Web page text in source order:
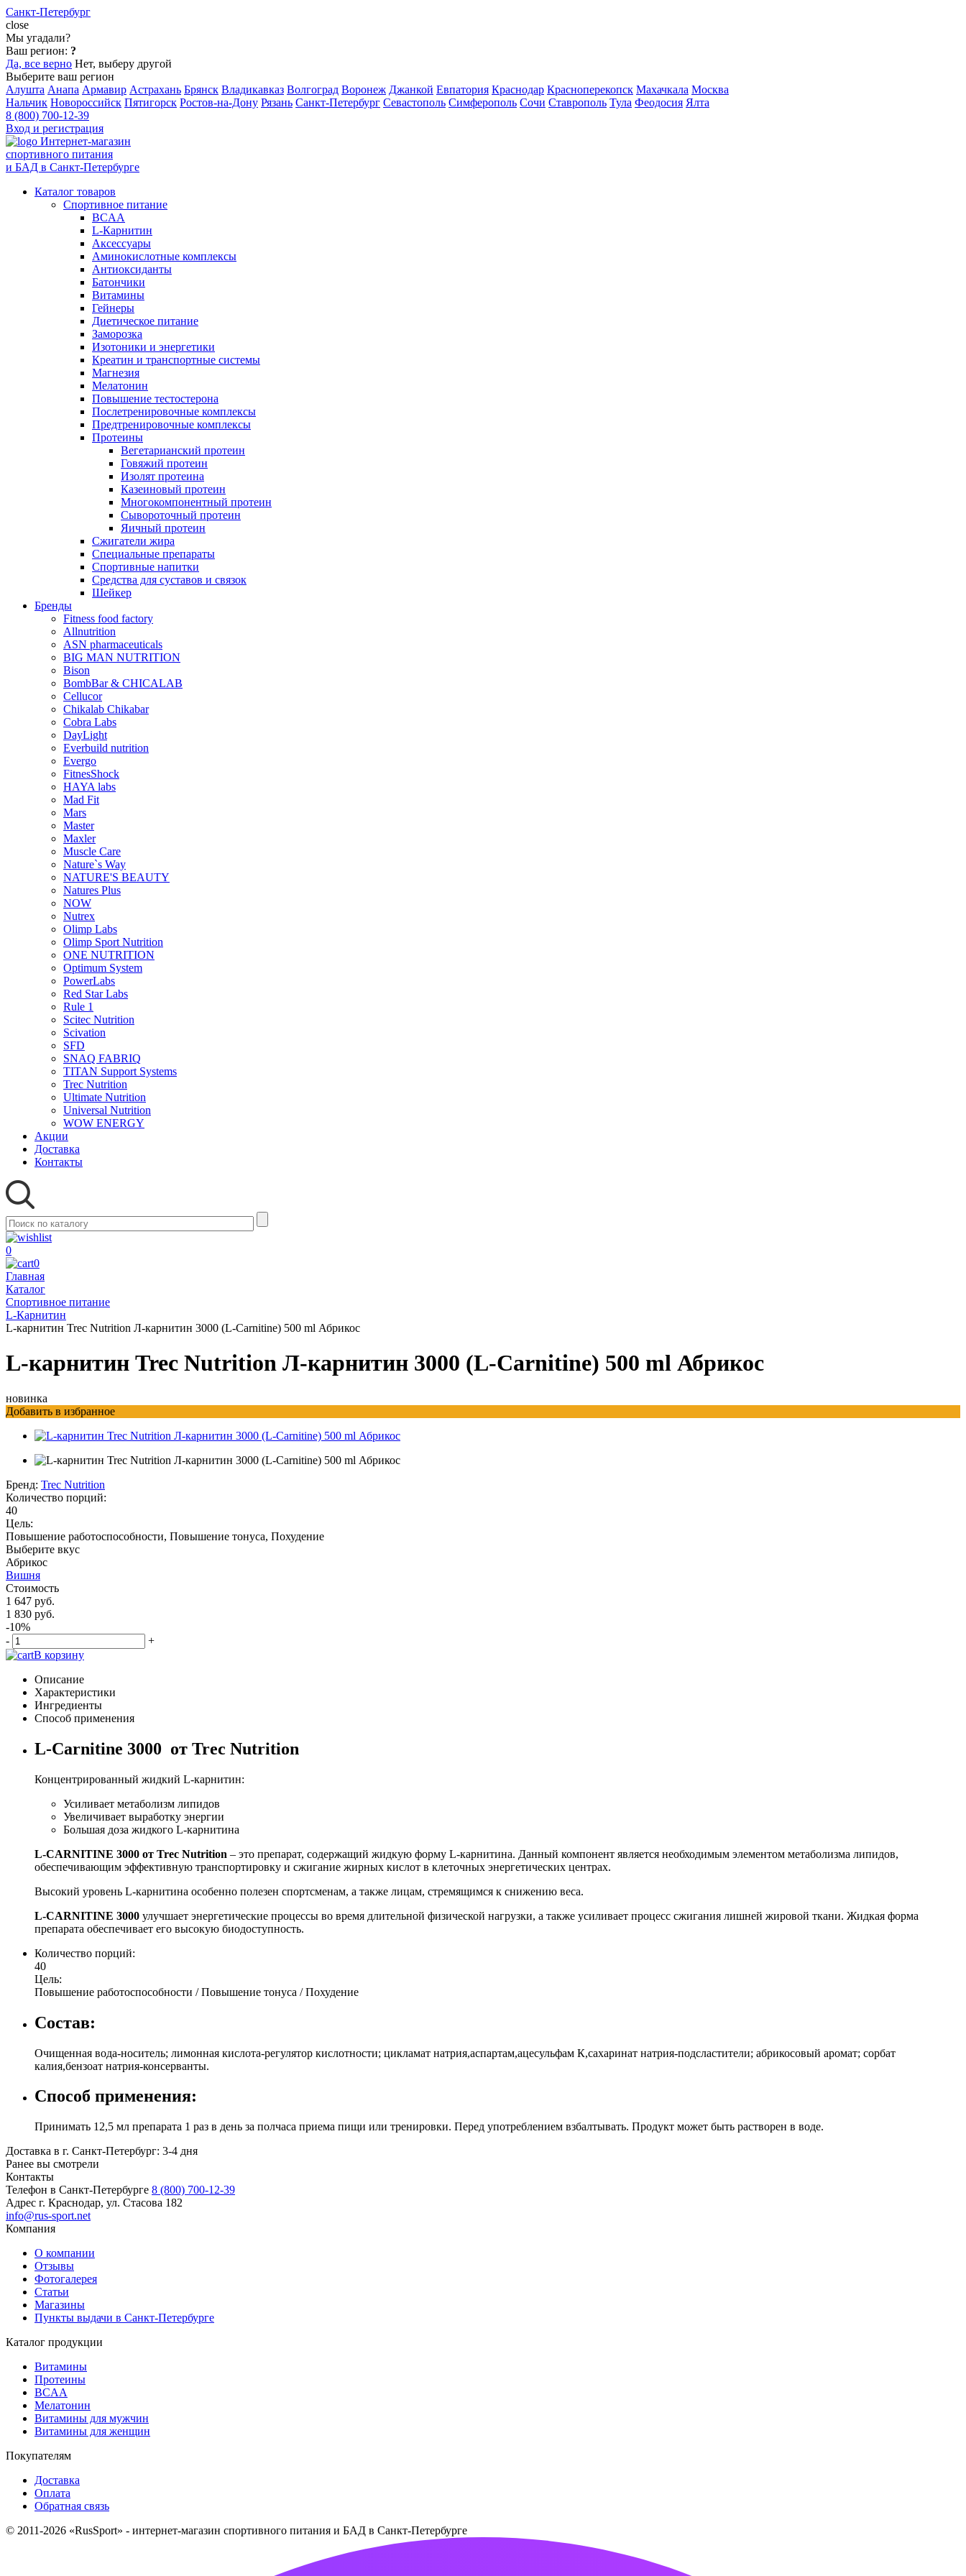
Санкт-Петербург
close
Мы угадали?
Ваш регион: ?
Да, все верно Нет, выберу другой
Выберите ваш регион
Алушта Анапа Армавир Астрахань Брянск Владикавказ Волгоград Воронеж Джанкой Евпатория Краснодар Красноперекопск Махачкала Москва
Нальчик Новороссийск Пятигорск Ростов-на-Дону Рязань Санкт-Петербург Севастополь Симферополь Сочи Ставрополь Тула Феодосия Ялта
8 (800) 700-12-39
Вход и регистрация
Интернет-магазин
спортивного питания
и БАД в Санкт-Петербурге
Каталог товаров
Спортивное питание
BCAA
L-Карнитин
Аксессуары
Аминокислотные комплексы
Антиоксиданты
Батончики
Витамины
Гейнеры
Диетическое питание
Заморозка
Изотоники и энергетики
Креатин и транспортные системы
Магнезия
Мелатонин
Повышение тестостерона
Послетренировочные комплексы
Предтренировочные комплексы
Протеины
Вегетарианский протеин
Говяжий протеин
Изолят протеина
Казеиновый протеин
Многокомпонентный протеин
Сывороточный протеин
Яичный протеин
Сжигатели жира
Специальные препараты
Спортивные напитки
Средства для суставов и связок
Шейкер
Бренды
Fitness food factory
Allnutrition
ASN pharmaceuticals
BIG MAN NUTRITION
Bison
BombBar & CHICALAB
Cellucor
Chikalab Chikabar
Cobra Labs
DayLight
Everbuild nutrition
Evergo
FitnesShock
HAYA labs
Mad Fit
Mars
Master
Maxler
Muscle Care
Nature`s Way
NATURE'S BEAUTY
Natures Plus
NOW
Nutrex
Olimp Labs
Olimp Sport Nutrition
ONE NUTRITION
Optimum System
PowerLabs
Red Star Labs
Rule 1
Scitec Nutrition
Scivation
SFD
SNAQ FABRIQ
TITAN Support Systems
Trec Nutrition
Ultimate Nutrition
Universal Nutrition
WOW ENERGY
Акции
Доставка
Контакты
0
0
Главная
Каталог
Спортивное питание
L-Карнитин
L-карнитин Trec Nutrition Л-карнитин 3000 (L-Carnitine) 500 ml Абрикос
L-карнитин Trec Nutrition Л-карнитин 3000 (L-Carnitine) 500 ml Абрикос
новинка
Добавить в избранное
Бренд: Trec Nutrition
Количество порций:
40
Цель:
Повышение работоспособности, Повышение тонуса, Похудение
Выберите вкус
Абрикос
Вишня
Стоимость
1 647 руб.
1 830 руб.
-10%
-
+
В корзину
Описание
Характеристики
Ингредиенты
Способ применения
L-Carnitine 3000 от Trec Nutrition
Концентрированный жидкий L-карнитин:
Усиливает метаболизм липидов
Увеличивает выработку энергии
Большая доза жидкого L-карнитина
L-CARNITINE 3000 от Trec Nutrition – это препарат, содержащий жидкую форму L-карнитина. Данный компонент является необходимым элементом метаболизма липидов,
обеспечивающим эффективную транспортировку и сжигание жирных кислот в клеточных энергетических центрах.
Высокий уровень L-карнитина особенно полезен спортсменам, а также лицам, стремящимся к снижению веса.
L-CARNITINE 3000 улучшает энергетические процессы во время длительной физической нагрузки, а также усиливает процесс сжигания лишней жировой ткани. Жидкая форма
препарата обеспечивает его высокую биодоступность.
Количество порций:
40
Цель:
Повышение работоспособности / Повышение тонуса / Похудение
Состав:
Очищенная вода-носитель; лимонная кислота-регулятор кислотности; цикламат натрия,аспартам,ацесульфам К,сахаринат натрия-подсластители; абрикосовый аромат; сорбат
калия,бензоат натрия-консерванты.
Способ применения:
Принимать 12,5 мл препарата 1 раз в день за полчаса приема пищи или тренировки. Перед употреблением взбалтывать. Продукт может быть растворен в воде.
Доставка в г. Санкт-Петербург: 3-4 дня
Ранее вы смотрели
Контакты
Телефон в Санкт-Петербурге 8 (800) 700-12-39
Адрес г. Краснодар, ул. Стасова 182
info@rus-sport.net
Компания
О компании
Отзывы
Фотогалерея
Статьи
Магазины
Пункты выдачи в Санкт-Петербурге
Каталог продукции
Витамины
Протеины
BCAA
Мелатонин
Витамины для мужчин
Витамины для женщин
Покупателям
Доставка
Оплата
Обратная связь
© 2011-2026 «RusSport» - интернет-магазин спортивного питания и БАД в Санкт-Петербурге